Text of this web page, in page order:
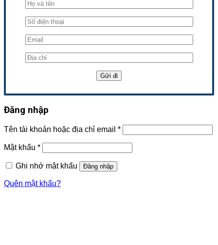
Đăng nhập
Tên tài khoản hoặc địa chỉ email *
Mật khẩu *
Ghi nhớ mật khẩu Đăng nhập
Quên mật khẩu?